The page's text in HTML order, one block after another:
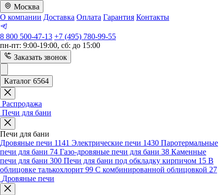
Москва
О компании Доставка Оплата Гарантия Контакты
8 800 500-47-13 +7 (495) 780-99-55
пн-пт: 9:00-19:00, сб: до 15:00
Заказать звонок
Каталог 6564
Распродажа
Печи для бани
Печи для бани
Дровяные печи 1141 Электрические печи 1430 Паротермальные
печи для бани 74 Газо-дровяные печи для бани 38 Каменные
печи для бани 300 Печи для бани под обкладку кирпичом 15 В
облицовке талькохлорит 99 С комбинированной облицовкой 27
Дровяные печи